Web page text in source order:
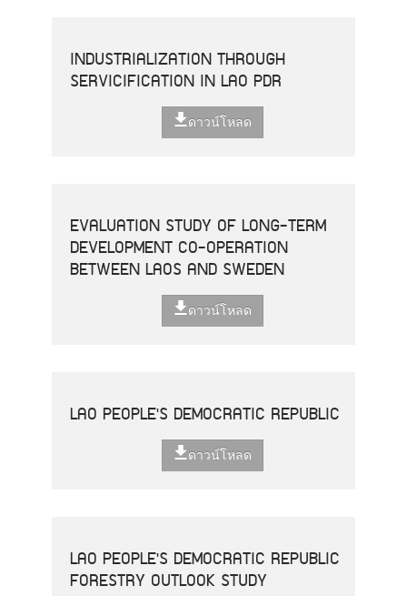
INDUSTRIALIZATION THROUGH
SERVICIFICATION IN LAO PDR
ดาวน์โหลด
EVALUATION STUDY OF LONG-TERM
DEVELOPMENT CO-OPERATION
BETWEEN LAOS AND SWEDEN
ดาวน์โหลด
LAO PEOPLE'S DEMOCRATIC REPUBLIC
ดาวน์โหลด
LAO PEOPLE'S DEMOCRATIC REPUBLIC
FORESTRY OUTLOOK STUDY